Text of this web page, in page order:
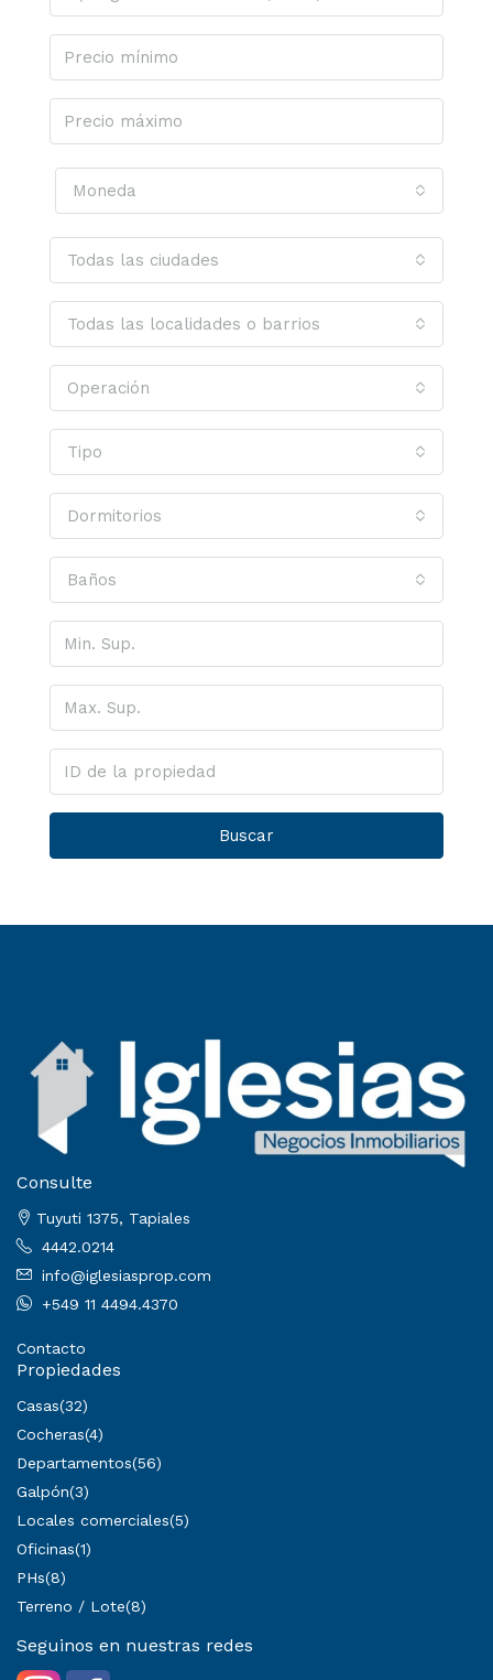
Moneda
Todas las ciudades
Todas las localidades o barrios
Operación
Tipo
Dormitorios
Baños
Buscar
Consulte
Tuyuti 1375, Tapiales
4442.0214
info@iglesiasprop.com
+549 11 4494.4370
Contacto
Propiedades
Casas(32)
Cocheras(4)
Departamentos(56)
Galpón(3)
Locales comerciales(5)
Oficinas(1)
PHs(8)
Terreno / Lote(8)
Seguinos en nuestras redes